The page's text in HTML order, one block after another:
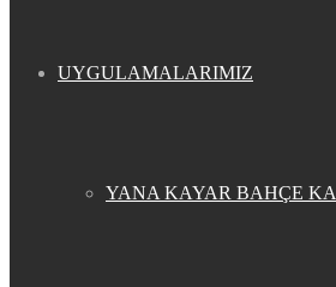
UYGULAMALARIMIZ
YANA KAYAR BAHÇE